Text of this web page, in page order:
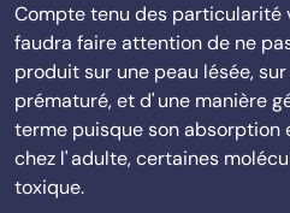
Compte tenu des particularité
faudra faire attention de ne
produit sur une peau lésée,
prématuré, et d' une manière
terme puisque son
chez l' adulte, certaines
toxique.